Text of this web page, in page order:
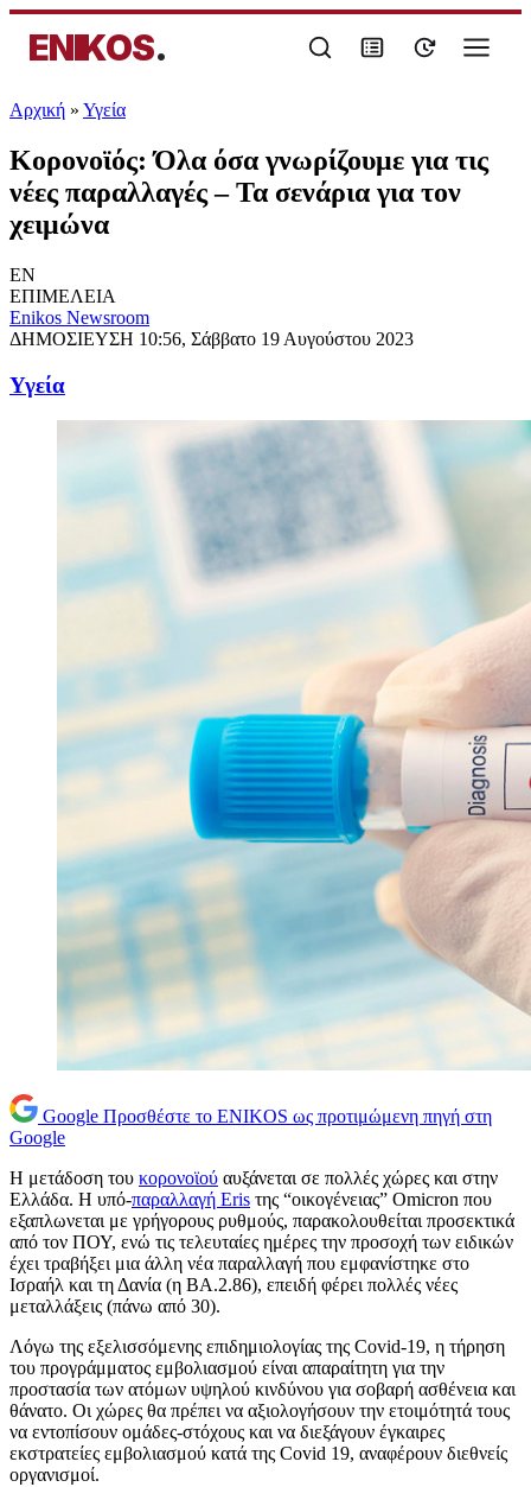
ENIKOS.
Αρχική » Υγεία
Κορονοϊός: Όλα όσα γνωρίζουμε για τις
νέες παραλλαγές – Τα σενάρια για τον
χειμώνα
EN
ΕΠΙΜΕΛΕΙΑ
Enikos Newsroom
ΔΗΜΟΣΙΕΥΣΗ 10:56, Σάββατο 19 Αυγούστου 2023
Υγεία
Google Προσθέστε το ENIKOS ως προτιμώμενη πηγή στη
Google
Η μετάδοση του κορονοϊού αυξάνεται σε πολλές χώρες και στην
Ελλάδα. Η υπό-παραλλαγή Eris της “οικογένειας” Omicron που
εξαπλωνεται με γρήγορους ρυθμούς, παρακολουθείται προσεκτικά
από τον ΠΟΥ, ενώ τις τελευταίες ημέρες την προσοχή των ειδικών
έχει τραβήξει μια άλλη νέα παραλλαγή που εμφανίστηκε στο
Ισραήλ και τη Δανία (η ΒΑ.2.86), επειδή φέρει πολλές νέες
μεταλλάξεις (πάνω από 30).
Λόγω της εξελισσόμενης επιδημιολογίας της Covid-19, η τήρηση
του προγράμματος εμβολιασμού είναι απαραίτητη για την
προστασία των ατόμων υψηλού κινδύνου για σοβαρή ασθένεια και
θάνατο. Οι χώρες θα πρέπει να αξιολογήσουν την ετοιμότητά τους
να εντοπίσουν ομάδες-στόχους και να διεξάγουν έγκαιρες
εκστρατείες εμβολιασμού κατά της Covid 19, αναφέρουν διεθνείς
οργανισμοί.